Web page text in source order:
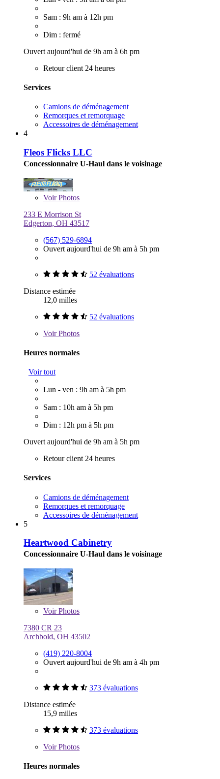
Sam : 9h am à 12h pm
Dim : fermé
Ouvert aujourd'hui de 9h am à 6h pm
Retour client 24 heures
Services
Camions de déménagement
Remorques et remorquage
Accessoires de déménagement
4
Fleos Flicks LLC
Concessionnaire U-Haul dans le voisinage
VoirPhotos
233 E Morrison St
Edgerton, OH 43517
(567) 529-6894
Ouvert aujourd'hui de 9h am à 5h pm
52 évaluations
Distance estimée
12,0 milles
52 évaluations
VoirPhotos
Heures normales
Voir tout
Lun - ven : 9h am à 5h pm
Sam : 10h am à 5h pm
Dim : 12h pm à 5h pm
Ouvert aujourd'hui de 9h am à 5h pm
Retour client 24 heures
Services
Camions de déménagement
Remorques et remorquage
Accessoires de déménagement
5
Heartwood Cabinetry
Concessionnaire U-Haul dans le voisinage
VoirPhotos
7380 CR 23
Archbold, OH 43502
(419) 220-8004
Ouvert aujourd'hui de 9h am à 4h pm
373 évaluations
Distance estimée
15,9 milles
373 évaluations
VoirPhotos
Heures normales